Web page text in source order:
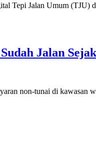
Tepi Jalan Umum
Jalan
non-tunai di